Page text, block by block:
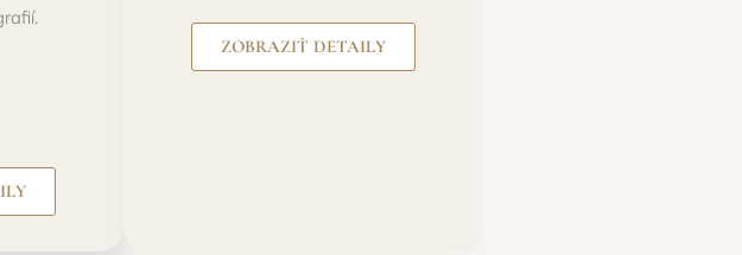
ZOBRAZIŤ DETAILY